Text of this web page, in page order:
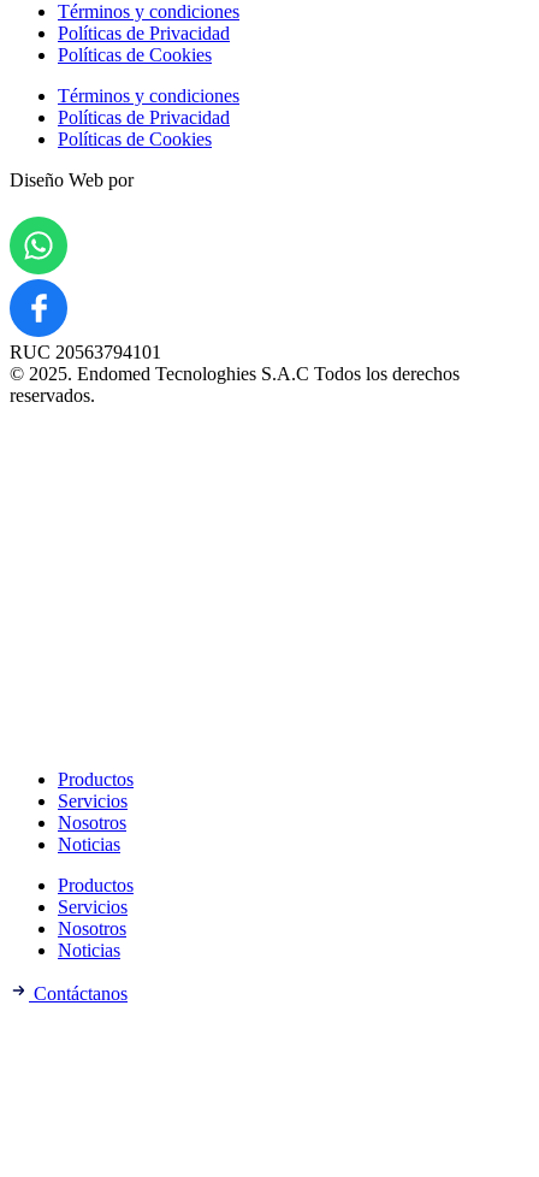
Términos y condiciones
Políticas de Privacidad
Políticas de Cookies
Términos y condiciones
Políticas de Privacidad
Políticas de Cookies
Diseño Web por
RUC 20563794101
© 2025. Endomed Tecnologhies S.A.C Todos los derechos
reservados.
Productos
Servicios
Nosotros
Noticias
Productos
Servicios
Nosotros
Noticias
Contáctanos